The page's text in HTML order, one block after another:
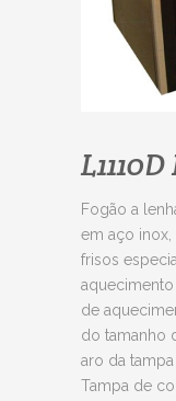
L1110D
Fogão a
em aço inox,
frisos
aquecimento
de
do tamanho
aro da
Tampa de